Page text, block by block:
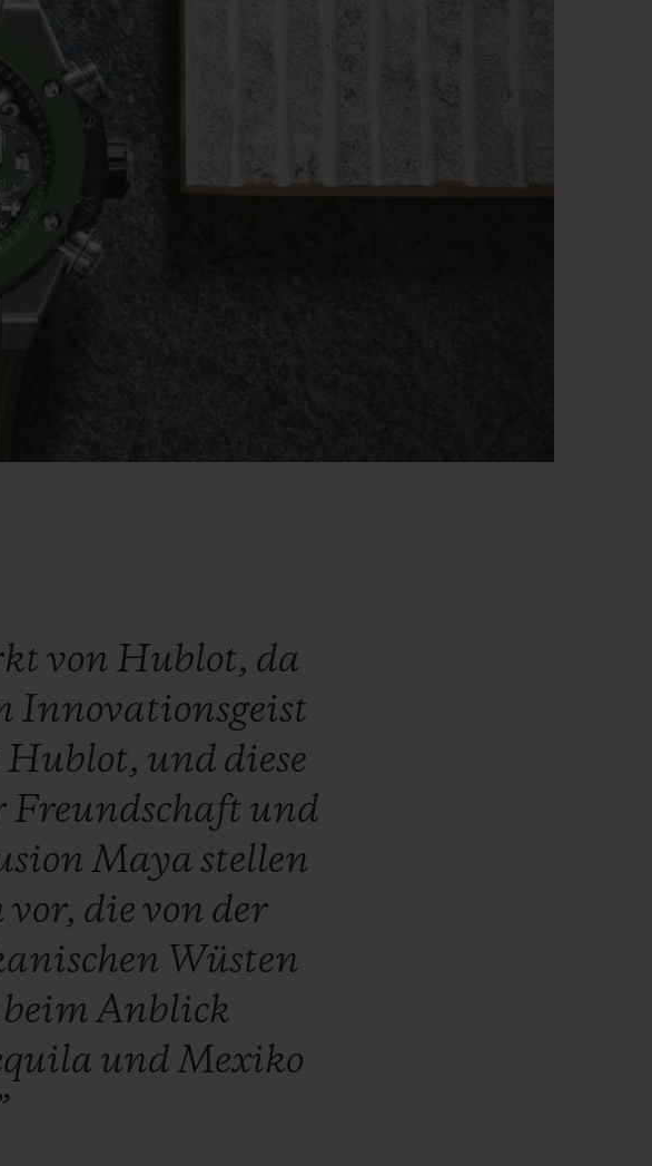
von Hublot, da
Innovationsgeist
Hublot, und diese
Freundschaft und
Maya stellen
vor, dievon der
Wüsten
beimAnblick
und Mexiko